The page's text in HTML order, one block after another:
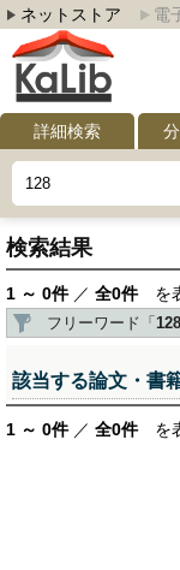
ネットストア 電
詳細検索
検索結果
1 ～ 0件／ 全0件を表
フリーワード「
該当する論文・書
1 ～ 0件／ 全0件を表